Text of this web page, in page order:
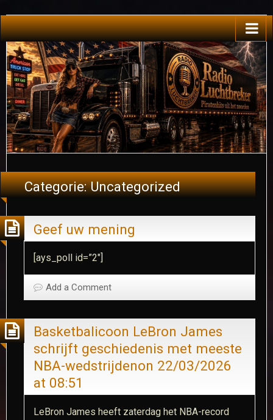
Categorie:Uncategorized
Geef uw mening
[ays_poll id=”2″]
Add a Comment
Basketbalicoon LeBron James
schrijft geschiedenis met meeste
NBA-wedstrijden​on 22/03/2026
at 08:51
LeBron James heeft zaterdag het NBA-record